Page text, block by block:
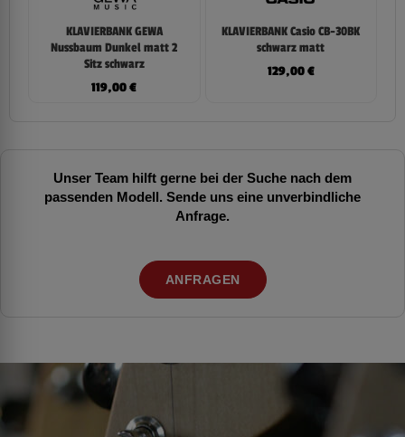
KLAVIERBANK GEWA
Nussbaum Dunkel matt 2
Sitz schwarz
119,00€
KLAVIERBANK Casio CB-30BK
schwarz matt
129,00€
Unser Team hilft gerne bei der Suche nach dem
passenden Modell. Sende uns eine unverbindliche
Anfrage.
ANFRAGEN